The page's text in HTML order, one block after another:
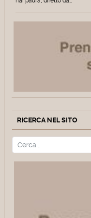
RICERCA NEL SITO
Cerca